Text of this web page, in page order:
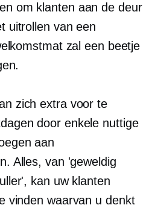
om klanten aan de deur
uitrollen van een
zal een beetje
zich extra voor te
door enkele nuttige
aan
Alles, van 'geweldig
kan uw klanten
vinden waarvan u denkt